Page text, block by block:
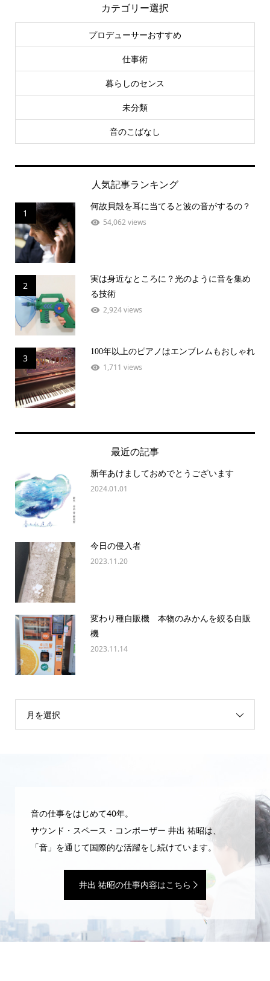
カテゴリー選択
プロデューサーおすすめ
仕事術
暮らしのセンス
未分類
音のこばなし
人気記事ランキング
1
何故貝殻を耳に当てると波の音がするの？
54,062 views
2
実は身近なところに？光のように音を集め
る技術
2,924 views
3
100年以上のピアノはエンブレムもおしゃれ
1,711 views
最近の記事
新年あけましておめでとうございます
2024.01.01
今日の侵入者
2023.11.20
変わり種自販機 本物のみかんを絞る自販
機
2023.11.14
月を選択
音の仕事をはじめて40年。
サウンド・スペース・コンポーザー 井出 祐昭は、
「音」を通じて国際的な活躍をし続けています。
井出 祐昭の仕事内容はこちら